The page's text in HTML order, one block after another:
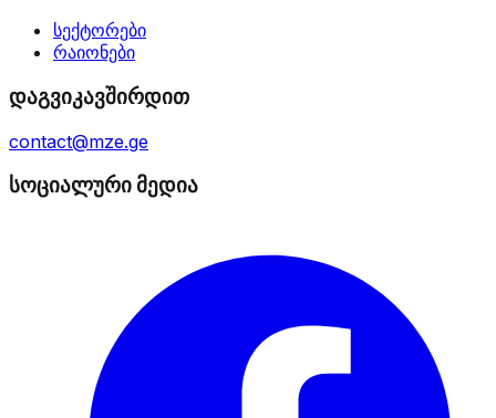
სექტორები
რაიონები
დაგვიკავშირდით
contact@mze.ge
სოციალური მედია